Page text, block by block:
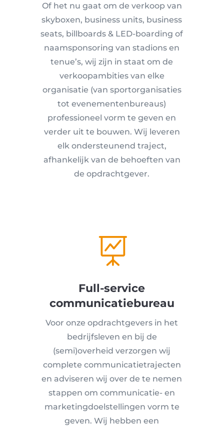
Of het nu gaat om de verkoop van
skyboxen, business units, business
seats, billboards & LED-boarding of
naamsponsoring van stadions en
tenue’s, wij zijn in staat om de
verkoopambities van elke
organisatie (van sportorganisaties
tot evenementenbureaus)
professioneel vorm te geven en
verder uit te bouwen. Wij leveren
elk ondersteunend traject,
afhankelijk van de behoeften van
de opdrachtgever.

Full-service
communicatiebureau
Voor onze opdrachtgevers in het
bedrijfsleven en bij de
(semi)overheid verzorgen wij
complete communicatietrajecten
en adviseren wij over de te nemen
stappen om communicatie- en
marketingdoelstellingen vorm te
geven. Wij hebben een